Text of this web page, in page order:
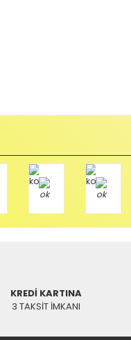
ALPA
KREDİ KARTINA
3 TAKSİT İMKANI